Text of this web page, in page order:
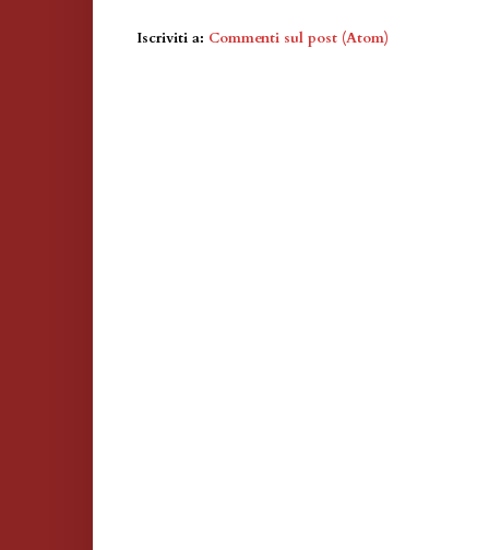
Iscriviti a: Commenti sul post (Atom)